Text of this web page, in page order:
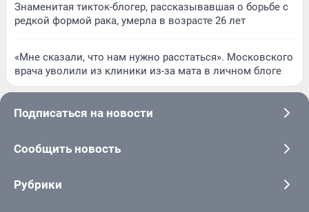
Знаменитая тикток-блогер, рассказывавшая о борьбе с
редкой формой рака, умерла в возрасте 26 лет
«Мне сказали, что нам нужно расстаться». Московского
врача уволили из клиники из-за мата в личном блоге
Подписаться на новости
Сообщить новость
Рубрики